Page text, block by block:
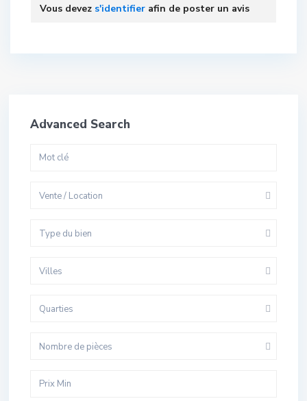
Vous devez s'identifier afin de poster un avis
Advanced Search
Vente / Location
Type du bien
Villes
Quarties
Nombre de pièces